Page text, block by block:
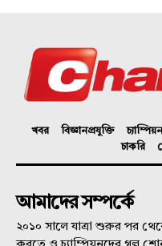
খবর বিজ্ঞানপ্রযুক্তি চ্যাম্পিয়ন
চাকরি
আমাদের সম্পর্কে
২০১০ সালে যাত্রা শুরুর পর